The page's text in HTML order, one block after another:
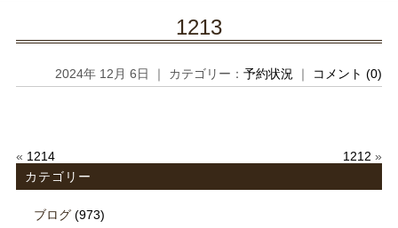
1213
2024年 12月 6日 ｜ カテゴリー：予約状況 ｜ コメント (0)
« 1214 1212 »
カテゴリー
ブログ(973)